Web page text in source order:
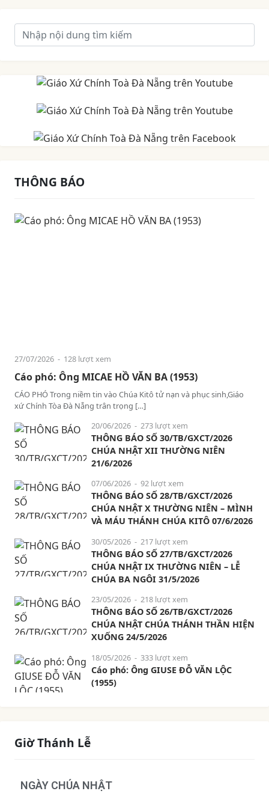
THÔNG BÁO
27/07/2026 - 128 lượt xem
Cáo phó: Ông MICAE HỒ VĂN BA (1953)
CÁO PHÓ Trong niềm tin vào Chúa Kitô tử nạn và phục sinh,Giáo
xứ Chính Tòa Đà Nẵng trân trọng […]
20/06/2026 - 273 lượt xem
THÔNG BÁO SỐ 30/TB/GXCT/2026
CHÚA NHẬT XII THƯỜNG NIÊN
21/6/2026
07/06/2026 - 92 lượt xem
THÔNG BÁO SỐ 28/TB/GXCT/2026
CHÚA NHẬT X THƯỜNG NIÊN – MÌNH
VÀ MÁU THÁNH CHÚA KITÔ 07/6/2026
30/05/2026 - 217 lượt xem
THÔNG BÁO SỐ 27/TB/GXCT/2026
CHÚA NHẬT IX THƯỜNG NIÊN – LỄ
CHÚA BA NGÔI 31/5/2026
23/05/2026 - 218 lượt xem
THÔNG BÁO SỐ 26/TB/GXCT/2026
CHÚA NHẬT CHÚA THÁNH THẦN HIỆN
XUỐNG 24/5/2026
18/05/2026 - 333 lượt xem
Cáo phó: Ông GIUSE ĐỖ VĂN LỘC
(1955)
Giờ Thánh Lễ
NGÀY CHÚA NHẬT